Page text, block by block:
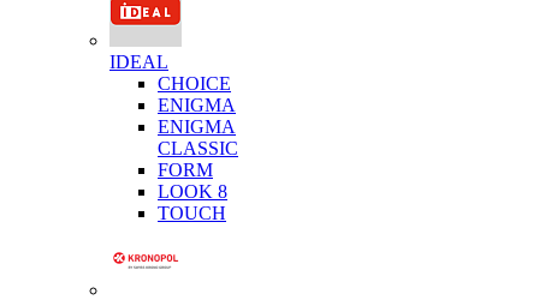
IDEAL
CHOICE
ENIGMA
ENIGMA
CLASSIC
FORM
LOOK 8
TOUCH